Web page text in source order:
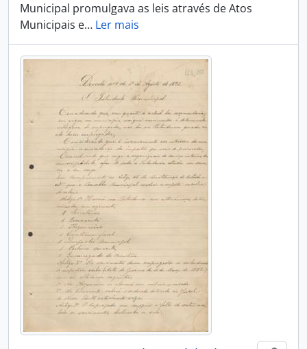
Municipal promulgava as leis através de Atos
Municipais e… Ler mais